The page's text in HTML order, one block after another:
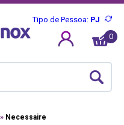
Tipo de Pessoa: PJ
0
Necessaire